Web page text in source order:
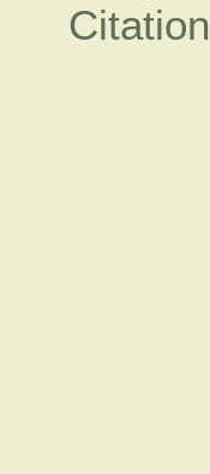
Citation